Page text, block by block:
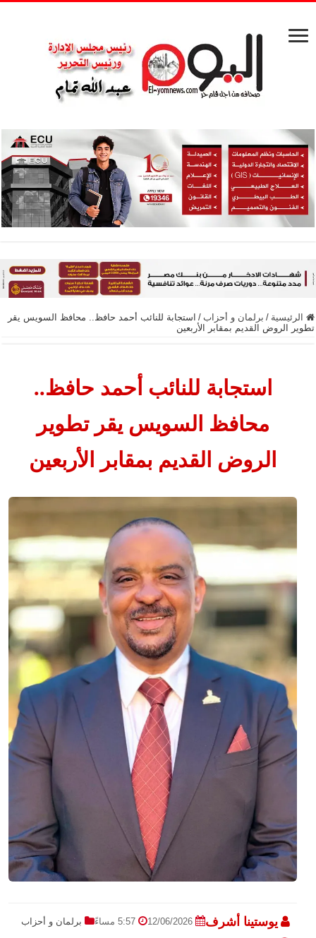
الرئيسية / برلمان و أحزاب / استجابة للنائب أحمد حافظ.. محافظ السويس يقر
تطوير الروض القديم بمقابر الأربعين
استجابة للنائب أحمد حافظ..
محافظ السويس يقر تطوير
الروض القديم بمقابر الأربعين
يوستينا أشرف 12/06/2026 5:57 مساءً برلمان و أحزاب